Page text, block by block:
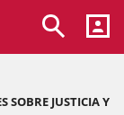
SOBRE JUSTICIA Y